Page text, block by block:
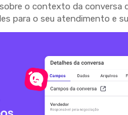
o contexto da conversa
para o seu atendimento e